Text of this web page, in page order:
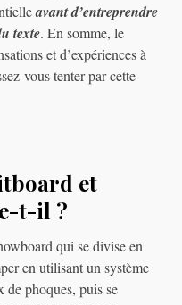
avant d’entreprendre
texte. En somme, le
et d’expériences à
vous tenter par cette
et
t-il ?
qui se divise en
en utilisant un système
de phoques, puis se